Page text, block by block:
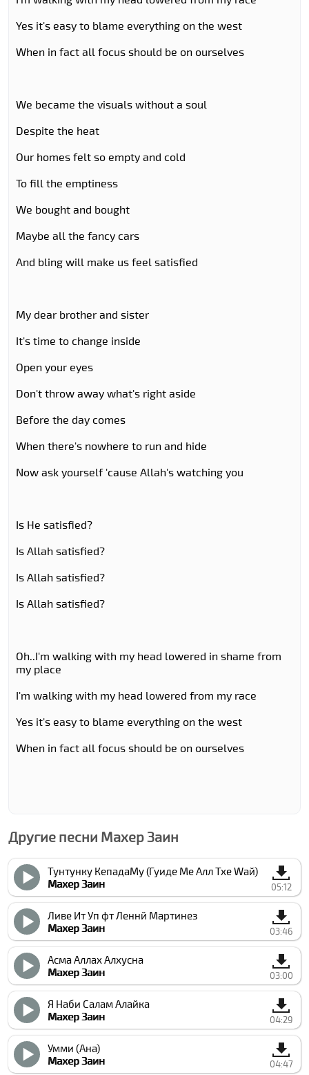
Yes it's easy to blame everything on the west
When in fact all focus should be on ourselves
We became the visuals without a soul
Despite the heat
Our homes felt so empty and cold
To fill the emptiness
We bought and bought
Maybe all the fancy cars
And bling will make us feel satisfied
My dear brother and sister
It's time to change inside
Open your eyes
Don't throw away what's right aside
Before the day comes
When there's nowhere to run and hide
Now ask yourself 'cause Allah's watching you
Is He satisfied?
Is Allah satisfied?
Is Allah satisfied?
Is Allah satisfied?
Oh..I'm walking with my head lowered in shame from
my place
I'm walking with my head lowered from my race
Yes it's easy to blame everything on the west
When in fact all focus should be on ourselves
Другие песни Махер Заин
Тунтунку КепадаМу (Гуиде Ме Алл Тхе Wай)
Махер Заин
05:12
Ливе Ит Уп фт Леннй Мартинез
Махер Заин
03:46
Асма Аллах Алхусна
Махер Заин
03:00
Я Наби Салам Алайка
Махер Заин
04:29
Умми (Ана)
Махер Заин
04:47